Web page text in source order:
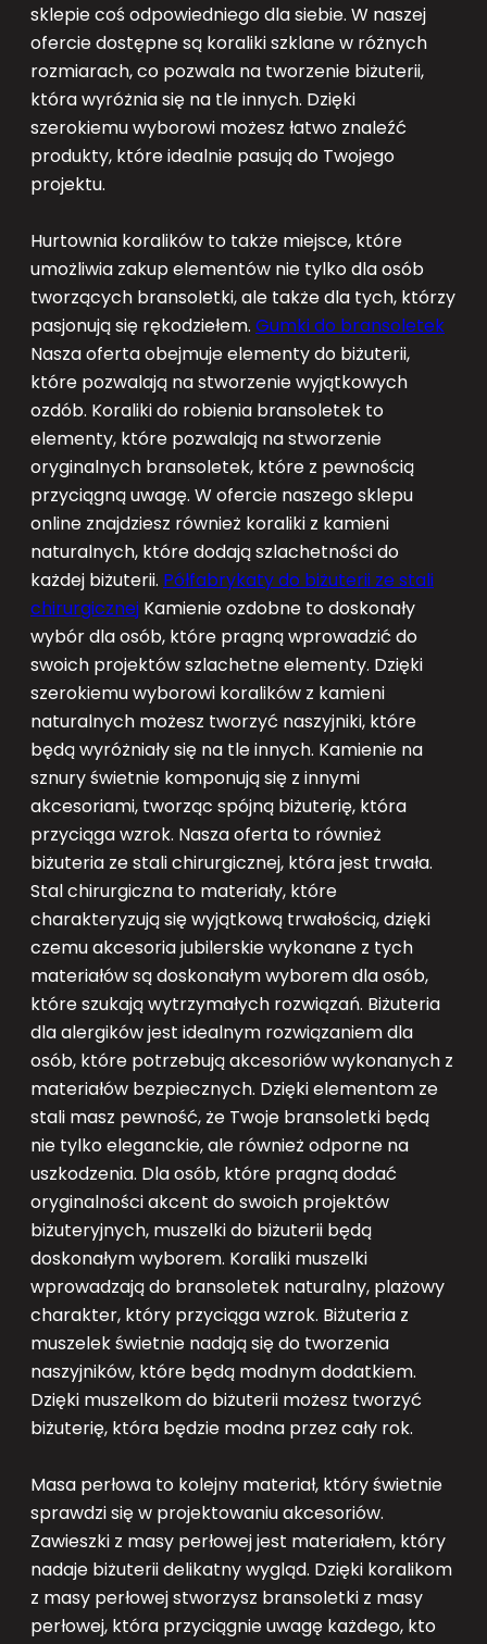
sklepie coś odpowiedniego dla siebie. W naszej
ofercie dostępne są koraliki szklane w różnych
rozmiarach, co pozwala na tworzenie biżuterii,
która wyróżnia się na tle innych. Dzięki
szerokiemu wyborowi możesz łatwo znaleźć
produkty, które idealnie pasują do Twojego
projektu.
Hurtownia koralików to także miejsce, które
umożliwia zakup elementów nie tylko dla osób
tworzących bransoletki, ale także dla tych, którzy
pasjonują się rękodziełem. Gumki do bransoletek
Nasza oferta obejmuje elementy do biżuterii,
które pozwalają na stworzenie wyjątkowych
ozdób. Koraliki do robienia bransoletek to
elementy, które pozwalają na stworzenie
oryginalnych bransoletek, które z pewnością
przyciągną uwagę. W ofercie naszego sklepu
online znajdziesz również koraliki z kamieni
naturalnych, które dodają szlachetności do
każdej biżuterii. Półfabrykaty do biżuterii ze stali
chirurgicznej Kamienie ozdobne to doskonały
wybór dla osób, które pragną wprowadzić do
swoich projektów szlachetne elementy. Dzięki
szerokiemu wyborowi koralików z kamieni
naturalnych możesz tworzyć naszyjniki, które
będą wyróżniały się na tle innych. Kamienie na
sznury świetnie komponują się z innymi
akcesoriami, tworząc spójną biżuterię, która
przyciąga wzrok. Nasza oferta to również
biżuteria ze stali chirurgicznej, która jest trwała.
Stal chirurgiczna to materiały, które
charakteryzują się wyjątkową trwałością, dzięki
czemu akcesoria jubilerskie wykonane z tych
materiałów są doskonałym wyborem dla osób,
które szukają wytrzymałych rozwiązań. Biżuteria
dla alergików jest idealnym rozwiązaniem dla
osób, które potrzebują akcesoriów wykonanych z
materiałów bezpiecznych. Dzięki elementom ze
stali masz pewność, że Twoje bransoletki będą
nie tylko eleganckie, ale również odporne na
uszkodzenia. Dla osób, które pragną dodać
oryginalności akcent do swoich projektów
biżuteryjnych, muszelki do biżuterii będą
doskonałym wyborem. Koraliki muszelki
wprowadzają do bransoletek naturalny, plażowy
charakter, który przyciąga wzrok. Biżuteria z
muszelek świetnie nadają się do tworzenia
naszyjników, które będą modnym dodatkiem.
Dzięki muszelkom do biżuterii możesz tworzyć
biżuterię, która będzie modna przez cały rok.
Masa perłowa to kolejny materiał, który świetnie
sprawdzi się w projektowaniu akcesoriów.
Zawieszki z masy perłowej jest materiałem, który
nadaje biżuterii delikatny wygląd. Dzięki koralikom
z masy perłowej stworzysz bransoletki z masy
perłowej, która przyciągnie uwagę każdego, kto